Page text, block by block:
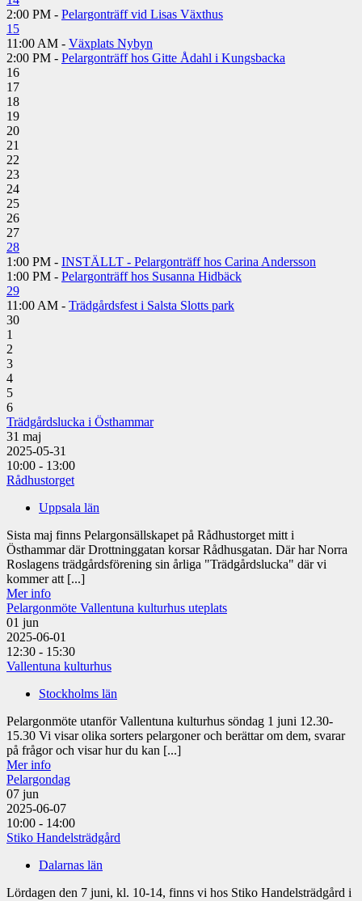
2:00 PM - Pelargonträff vid Lisas Växthus
15
11:00 AM - Växplats Nybyn
2:00 PM - Pelargonträff hos Gitte Ådahl i Kungsbacka
16
17
18
19
20
21
22
23
24
25
26
27
28
1:00 PM - INSTÄLLT - Pelargonträff hos Carina Andersson
1:00 PM - Pelargonträff hos Susanna Hidbäck
29
11:00 AM - Trädgårdsfest i Salsta Slotts park
30
1
2
3
4
5
6
Trädgårdslucka i Östhammar
31 maj
2025-05-31
10:00 - 13:00
Rådhustorget
Uppsala län
Sista maj finns Pelargonsällskapet på Rådhustorget mitt i
Östhammar där Drottninggatan korsar Rådhusgatan. Där har Norra
Roslagens trädgårdsförening sin årliga "Trädgårdslucka" där vi
kommer att [...]
Mer info
Pelargonmöte Vallentuna kulturhus uteplats
01 jun
2025-06-01
12:30 - 15:30
Vallentuna kulturhus
Stockholms län
Pelargonmöte utanför Vallentuna kulturhus söndag 1 juni 12.30-
15.30 Vi visar olika sorters pelargoner och berättar om dem, svarar
på frågor och visar hur du kan [...]
Mer info
Pelargondag
07 jun
2025-06-07
10:00 - 14:00
Stiko Handelsträdgård
Dalarnas län
Lördagen den 7 juni, kl. 10-14, finns vi hos Stiko Handelsträdgård i